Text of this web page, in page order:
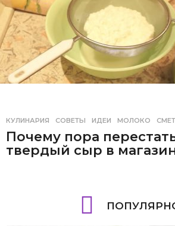
КУЛИНАРИЯ ,СОВЕТЫ ИДЕИ ,МОЛОКО ,
Почему пора
твердый сыр в